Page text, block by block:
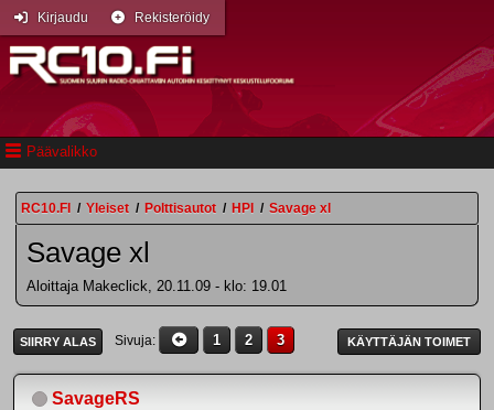
Päävalikko
Kirjaudu Rekisteröidy
RC10.FI / Yleiset / Polttisautot / HPI / Savage xl
Savage xl
Aloittaja Makeclick, 20.11.09 - klo: 19.01
SIIRRY ALAS Sivuja 1 2 3 KÄYTTÄJÄN TOIMET
SavageRS